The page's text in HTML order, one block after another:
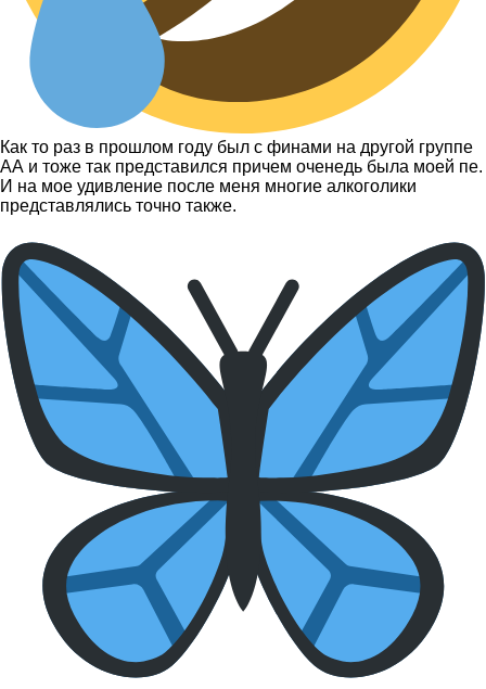
Как то раз в прошлом году был с финами на другой группе
АА и тоже так представился причем оченедь была моей пе.
И на мое удивление после меня многие алкоголики
представлялись точно также.